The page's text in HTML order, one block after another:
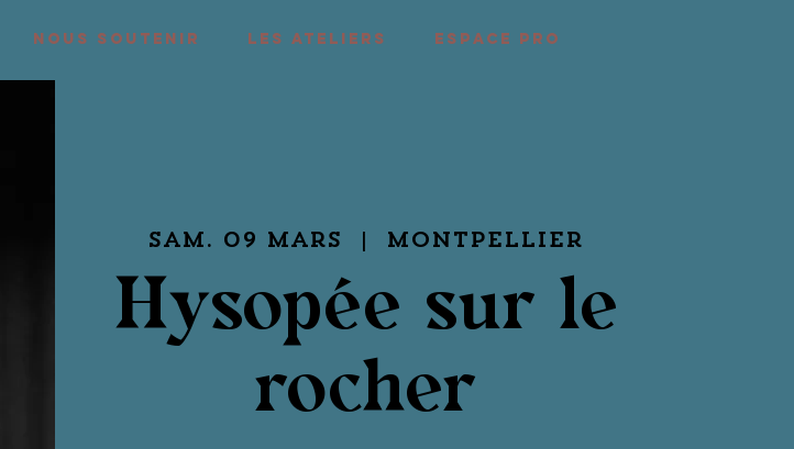
NOUS SOUTENIR LES ATELIERS ESPACE PRO
sam. 09 mars Montpellier
Hysopée sur le
rocher